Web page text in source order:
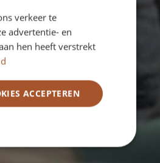
verkeer te
advertentie- en
hen heeft verstrekt
ACCEPTEREN